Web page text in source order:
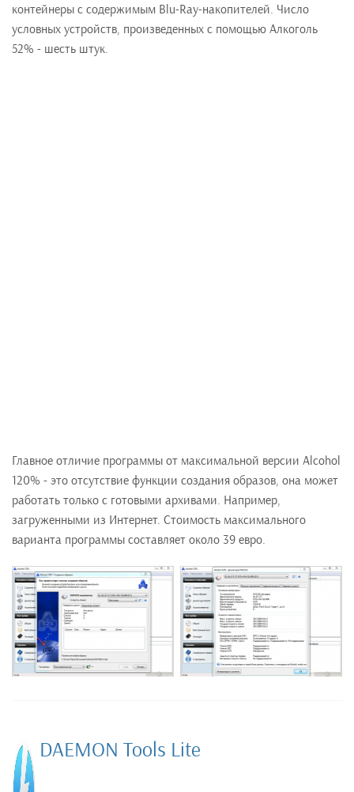
контейнеры с содержимым Blu-Ray-накопителей. Число
условных устройств, произведенных с помощью Алкоголь
52% - шесть штук.
Главное отличие программы от максимальной версии Alcohol
120% - это отсутствие функции создания образов, она может
работать только с готовыми архивами. Например,
загруженными из Интернет. Стоимость максимального
варианта программы составляет около 39 евро.
DAEMON Tools Lite